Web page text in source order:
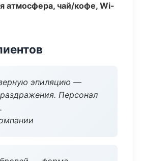
атмосфера, чай/кофе, Wi-
эпиляцию —
Персонал